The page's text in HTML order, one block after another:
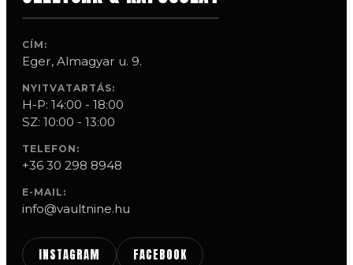
CÍM:
Eger, Almagyar u. 9.
NYITVATARTÁS:
H-P: 14:00 - 18:00
SZ: 10:00 - 13:00
TELEFON:
+36 30 298 8948
E-MAIL:
info@vaultnine.hu
INSTAGRAM FACEBOOK